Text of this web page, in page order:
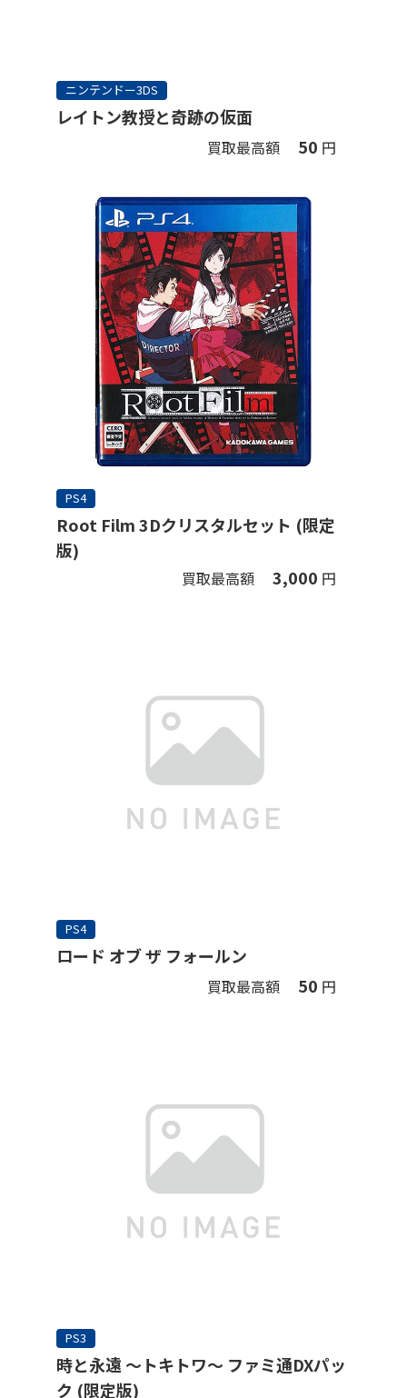
ニンテンドー3DS
レイトン教授と奇跡の仮面
買取最高額 50 円
PS4
Root Film 3Dクリスタルセット (限定
版)
買取最高額 3,000 円
PS4
ロード オブ ザ フォールン
買取最高額 50 円
PS3
時と永遠 ～トキトワ～ ファミ通DXパッ
ク (限定版)